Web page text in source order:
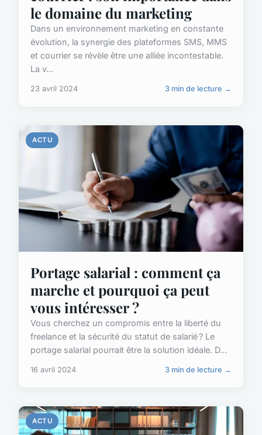
le domaine du marketing
Dans un environnement marketing en constante
évolution, la synergie des plateformes SMS, MMS
et courrier se révèle être une alliée incontestable.
La v...
23 avril 2024 3 min de lecture →
ACTU
Portage salarial : comment ça
marche et pourquoi ça peut
vous intéresser ?
Vous cherchez un compromis entre la liberté du
freelance et la sécurité du statut de salarié ? Le
portage salarial pourrait être la solution idéale. D...
16 avril 2024 3 min de lecture →
ACTU